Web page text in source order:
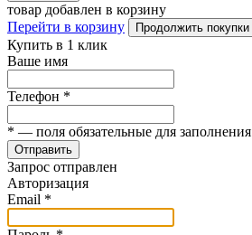
товар добавлен в корзину
Перейти в корзину
Продолжить покупки
Купить в 1 клик
Ваше имя
Телефон *
* — поля обязательные для заполнения
Отправить
Запрос отправлен
Авторизация
Email *